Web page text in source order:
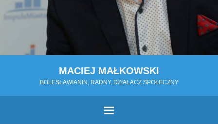
MACIEJ MAŁKOWSKI
BOLESŁAWIANIN, RADNY, DZIAŁACZ SPOŁECZNY
MENU